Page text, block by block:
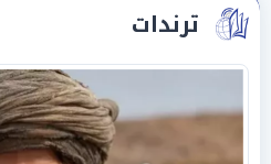
ترندات